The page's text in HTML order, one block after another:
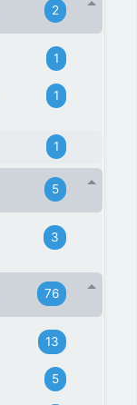
2
1
1
1
5
3
76
13
5